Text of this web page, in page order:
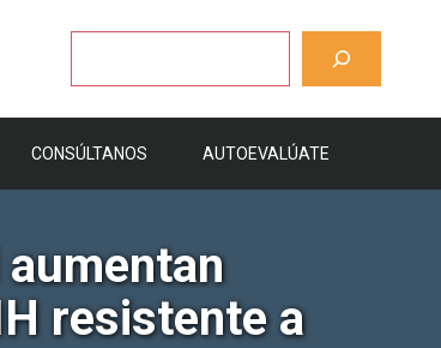
CONSÚLTANOS AUTOEVALÚATE
resistente a